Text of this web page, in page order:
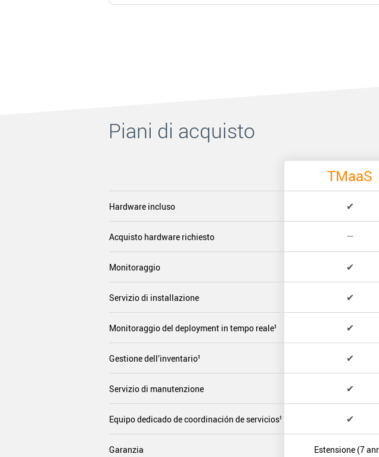
Piani di acquisto
TMaaS
✔
—
✔
✔
✔
✔
✔
✔
Estensione (7
Hardware incluso
Acquisto hardware richiesto
Monitoraggio
Servizio di installazione
Monitoraggio del deployment in tempo reale¹
Gestione dell’inventario¹
Servizio di manutenzione
Equipo dedicado de coordinación de servicios¹
Garanzia